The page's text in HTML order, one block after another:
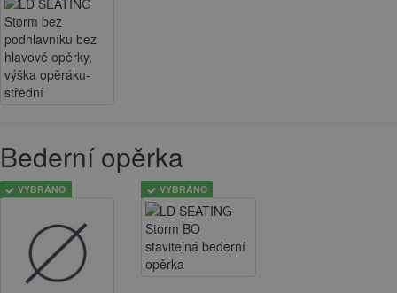
Bederní opěrka
VYBRÁNO VYBRÁNO